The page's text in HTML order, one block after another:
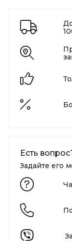
Есть
Задайте его